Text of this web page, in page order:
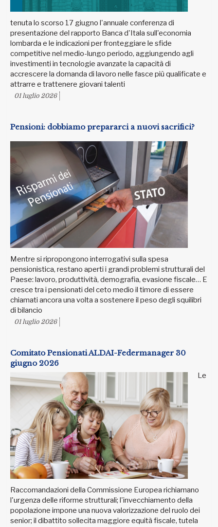
tenuta lo scorso 17 giugno l'annuale conferenza di
presentazione del rapporto Banca d'Itala sull'economia
lombarda e le indicazioni per fronteggiare le sfide
competitive nel medio-lungo periodo, aggiungendo agli
investimenti in tecnologie avanzate la capacità di
accrescere la domanda di lavoro nelle fasce più qualificate e
attrarre e trattenere giovani talenti
01 luglio 2026
Pensioni: dobbiamo prepararci a nuovi sacrifici?
Mentre si ripropongono interrogativi sulla spesa
pensionistica, restano aperti i grandi problemi strutturali del
Paese: lavoro, produttività, demografia, evasione fiscale… E
cresce tra i pensionati del ceto medio il timore di essere
chiamati ancora una volta a sostenere il peso degli squilibri
di bilancio
01 luglio 2026
Comitato Pensionati ALDAI-Federmanager 30
giugno 2026
Le
Raccomandazioni della Commissione Europea richiamano
l'urgenza delle riforme strutturali; l'invecchiamento della
popolazione impone una nuova valorizzazione del ruolo dei
senior; il dibattito sollecita maggiore equità fiscale, tutela